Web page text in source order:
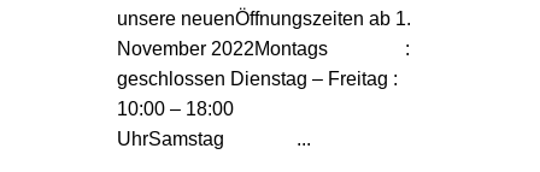
unsere neuenÖffnungszeiten ab 1.
November 2022Montags :
geschlossen Dienstag – Freitag :
10:00 – 18:00
UhrSamstag ...